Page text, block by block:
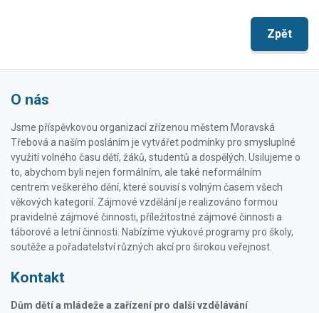
Zpět
O nás
Jsme příspěvkovou organizací zřízenou městem Moravská
Třebová a naším posláním je vytvářet podmínky pro smysluplné
využití volného času dětí, žáků, studentů a dospělých. Usilujeme o
to, abychom byli nejen formálním, ale také neformálním
centrem veškerého dění, které souvisí s volným časem všech
věkových kategorií. Zájmové vzdělání je realizováno formou
pravidelné zájmové činnosti, příležitostné zájmové činnosti a
táborové a letní činnosti. Nabízíme výukové programy pro školy,
soutěže a pořadatelství různých akcí pro širokou veřejnost.
Kontakt
Dům dětí a mládeže a zařízení pro další vzdělávání